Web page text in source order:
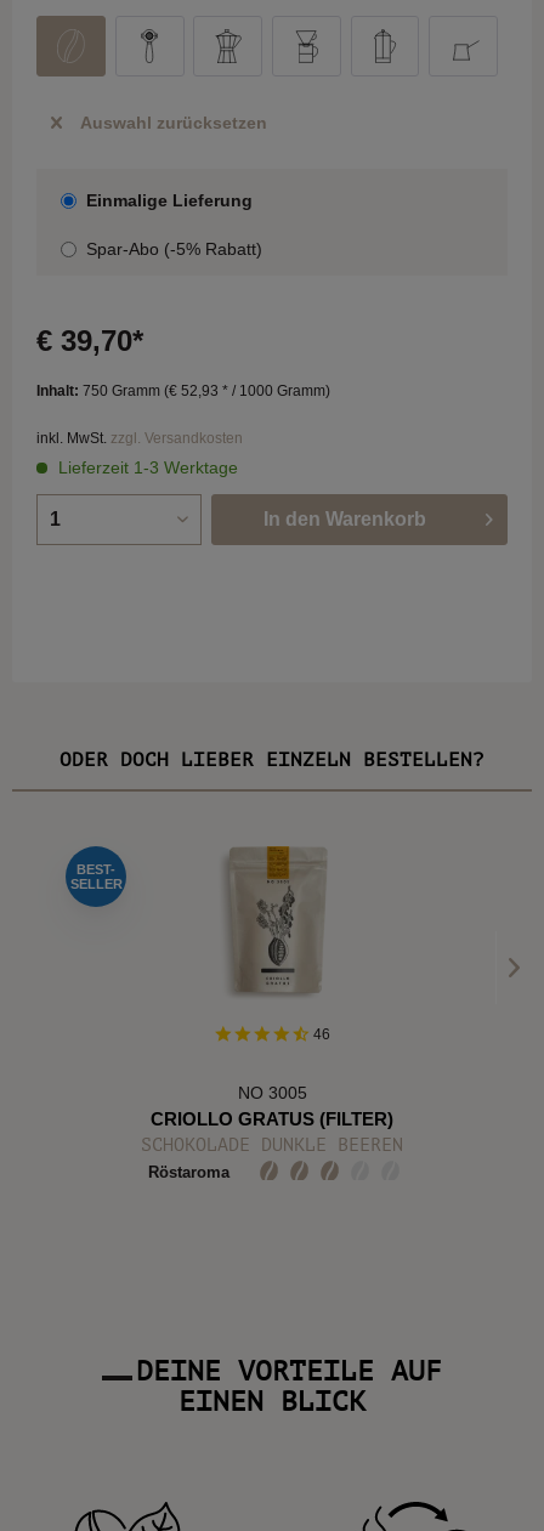
Auswahl zurücksetzen
Einmalige Lieferung
Spar-Abo (-5% Rabatt)
€ 39,70*
Inhalt: 750 Gramm (€ 52,93 * / 1000 Gramm)
inkl. MwSt. zzgl. Versandkosten
Lieferzeit 1-3 Werktage
In den Warenkorb
ODER DOCH LIEBER EINZELN BESTELLEN?
BEST-
SELLER
46
NO 3005
CRIOLLO GRATUS (FILTER)
SCHOKOLADE DUNKLE BEEREN
Röstaroma
DEINE VORTEILE AUF
EINEN BLICK